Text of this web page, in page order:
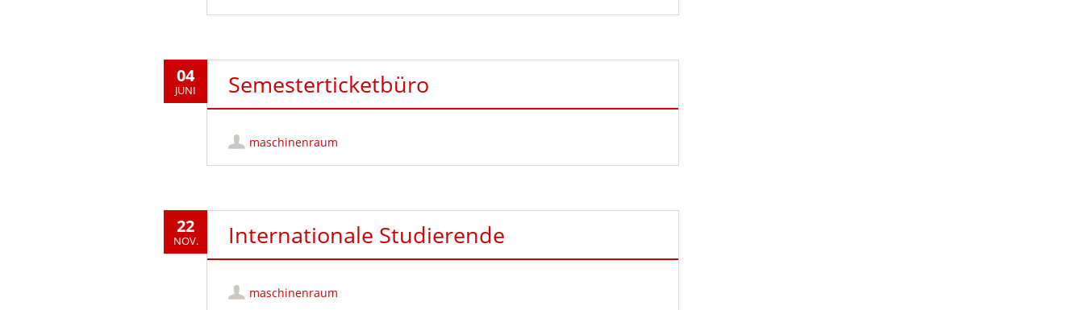
04
JUNI Semesterticketbüro
maschinenraum
22
NOV. Internationale Studierende
maschinenraum